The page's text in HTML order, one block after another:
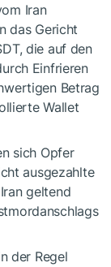
Iran
das Gericht
, die auf den
Einfrieren
Betrag
Wallet
sich Opfer
ausgezahlte
geltend
der Regel